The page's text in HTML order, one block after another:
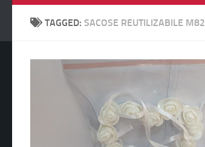
TAGGED: SACOSE REUTILIZABILE M82